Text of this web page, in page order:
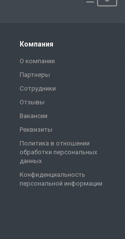
Компания
О компании
Партнеры
Сотрудники
Отзывы
Вакансии
Реквизиты
Политика в отношении
обработки персональных
данных
Конфиденциальность
персональной информации